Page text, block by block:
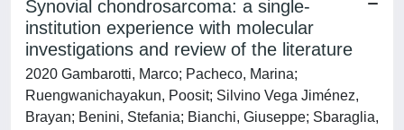
Synovial chondrosarcoma: a single-
institution experience with molecular
investigations and review of the literature
2020 Gambarotti, Marco; Pacheco, Marina;
Ruengwanichayakun, Poosit; Silvino Vega Jiménez,
Brayan; Benini, Stefania; Bianchi, Giuseppe; Sbaraglia,